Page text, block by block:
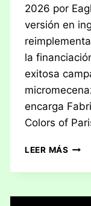
2026 por
versión en
la
exitosa
encarga
Colors of
LEER MÁS